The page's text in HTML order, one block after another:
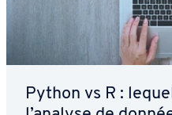
Python vs R :